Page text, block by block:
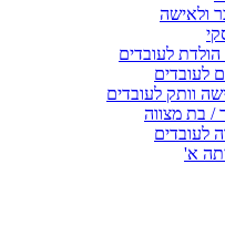
ולאישה
הולדת לעובדים
לעובדים
וותק לעובדים
/ בת מצווה
לעובדים
א'